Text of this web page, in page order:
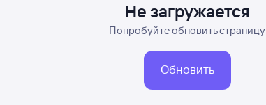
Не загружается
Попробуйте обновить страницу
Обновить